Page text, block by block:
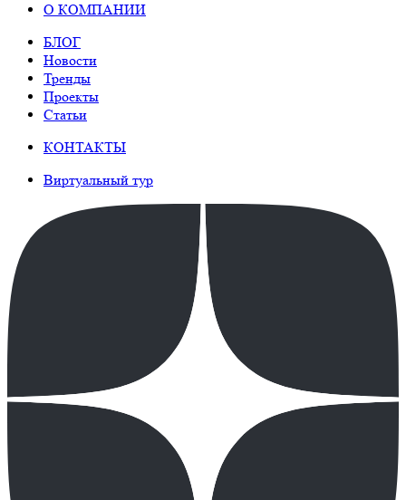
О КОМПАНИИ
БЛОГ
Новости
Тренды
Проекты
Статьи
КОНТАКТЫ
Виртуальный тур